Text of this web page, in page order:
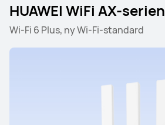
HUAWEI WiFi AX-serien
Wi-Fi 6 Plus, ny Wi-Fi-standard